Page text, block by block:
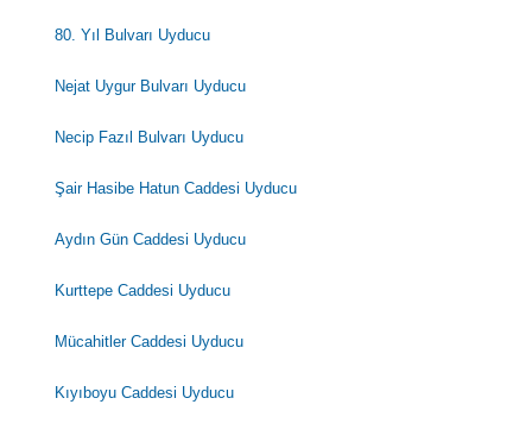
80. Yıl Bulvarı Uyducu
Nejat Uygur Bulvarı Uyducu
Necip Fazıl Bulvarı Uyducu
Şair Hasibe Hatun Caddesi Uyducu
Aydın Gün Caddesi Uyducu
Kurttepe Caddesi Uyducu
Mücahitler Caddesi Uyducu
Kıyıboyu Caddesi Uyducu